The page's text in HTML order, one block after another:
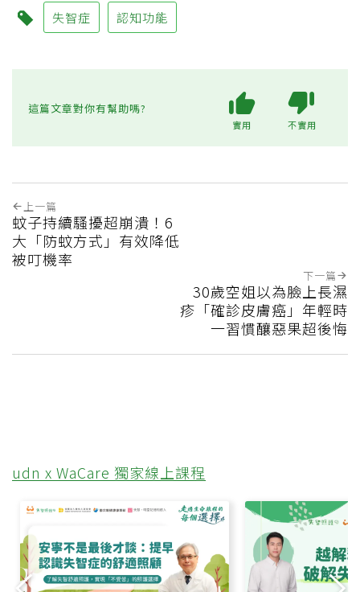
失智症 認知功能
這篇文章對你有幫助嗎?
實用 不實用
上一篇
蚊子持續騷擾超崩潰！6
大「防蚊方式」有效降低
被叮機率
下一篇
30歲空姐以為臉上長濕
疹「確診皮膚癌」年輕時
一習慣釀惡果超後悔
udn x WaCare 獨家線上課程